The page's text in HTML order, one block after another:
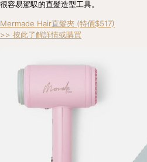
很容易駕馭的直髮造型工具。
Mermade Hair直髮夾 (特價$517)
>> 按此了解詳情或購買